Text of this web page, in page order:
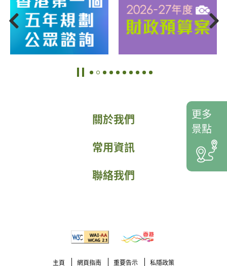
關於我們
常用資訊
聯絡我們
更多
景點
主頁 網頁指南 重要告示 私隱政策